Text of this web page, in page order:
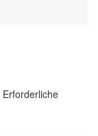
Erforderliche